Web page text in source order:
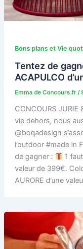
Bons plans et Vie
Tentez de
ACAPULCO
Emma de Concours.fr /
CONCOURS JURIE
vie dehors, nous
@boqadesign
l’outdoor #made in
de gagner :
1
valeur de 399€.
AURORE d’une